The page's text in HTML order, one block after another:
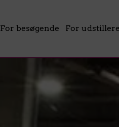
For besøgende For udstillere